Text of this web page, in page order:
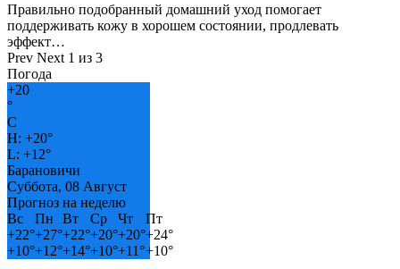
Правильно подобранный домашний уход помогает
поддерживать кожу в хорошем состоянии, продлевать
эффект…
Prev Next 1 из 3
Погода
+20
°
C
H: +20°
L: +12°
Барановичи
Суббота, 08 Август
Прогноз на неделю
Вс
Пн Вт Ср Чт
Пт
+22°+27°+22°+20°+20°+24°
+10°+12°+14°+10°+11°+10°